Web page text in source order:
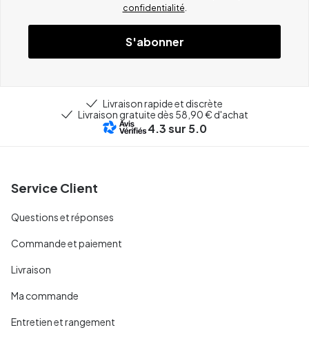
confidentialité
S'abonner
Livraison rapide et discrète
Livraison gratuite dès 58,90 € d'achat
4.3sur 5.0
Service Client
Questions et réponses
Commande et paiement
Livraison
Ma commande
Entretien et rangement